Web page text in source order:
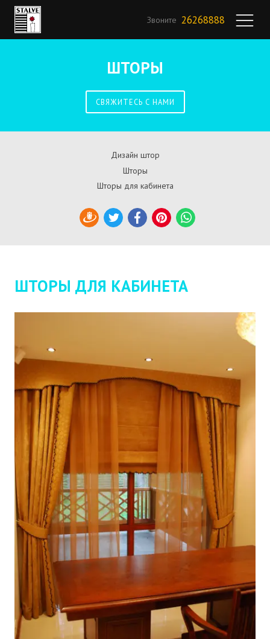
Звоните 26268888
ШТОРЫ
СВЯЖИТЕСЬ С НАМИ
Дизайн штор
Шторы
Шторы для кабинета
DraugiemTwitterFacebookPinterestWhatsApp
ШТОРЫ ДЛЯ КАБИНЕТА